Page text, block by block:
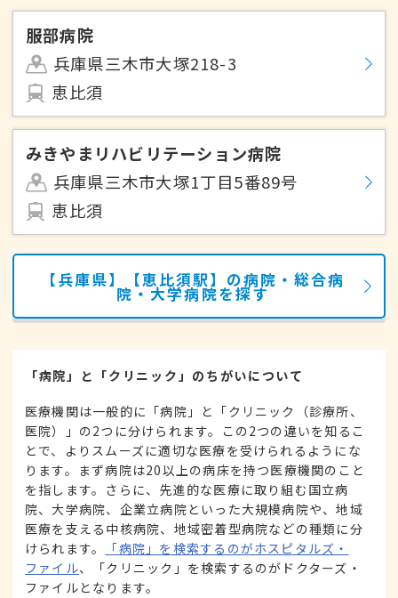
服部病院
兵庫県三木市大塚218-3
恵比須
みきやまリハビリテーション病院
兵庫県三木市大塚1丁目5番89号
恵比須
【兵庫県】【恵比須駅】の病院・総合病
院・大学病院を探す
「病院」と「クリニック」のちがいについて
医療機関は一般的に「病院」と「クリニック（診療所、
医院）」の2つに分けられます。この2つの違いを知るこ
とで、よりスムーズに適切な医療を受けられるようにな
ります。まず病院は20以上の病床を持つ医療機関のこと
を指します。さらに、先進的な医療に取り組む国立病
院、大学病院、企業立病院といった大規模病院や、地域
医療を支える中核病院、地域密着型病院などの種類に分
けられます。
「病院」を検索するのがホスピタルズ・
ファイル、「クリニック」を検索するのがドクターズ・
ファイルとなります。